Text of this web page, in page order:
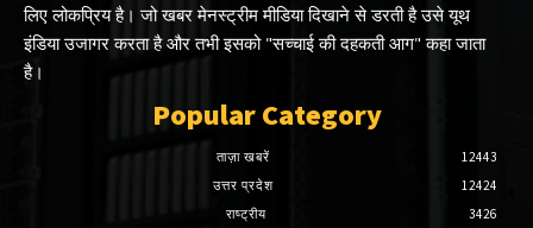
लिए लोकप्रिय है। जो खबर मेनस्ट्रीम मीडिया दिखाने से डरती है उसे यूथ
इंडिया उजागर करता है और तभी इसको "सच्चाई की दहकती आग" कहा जाता
है।
Popular Category
ताज़ा खबरें
12443
उत्तर प्रदेश
12424
राष्ट्रीय
3426